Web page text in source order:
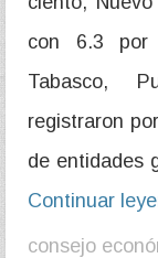
con 6.3 por
Tabasco,
registraron
de entidades
Continuar
consejo